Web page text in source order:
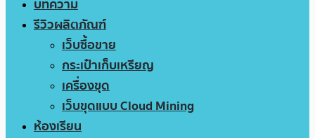
บทความ
รีวิวผลิตภัณฑ์
เว็บซื้อขาย
กระเป๋าเก็บเหรียญ
เครื่องขุด
เว็บขุดแบบ Cloud Mining
ห้องเรียน